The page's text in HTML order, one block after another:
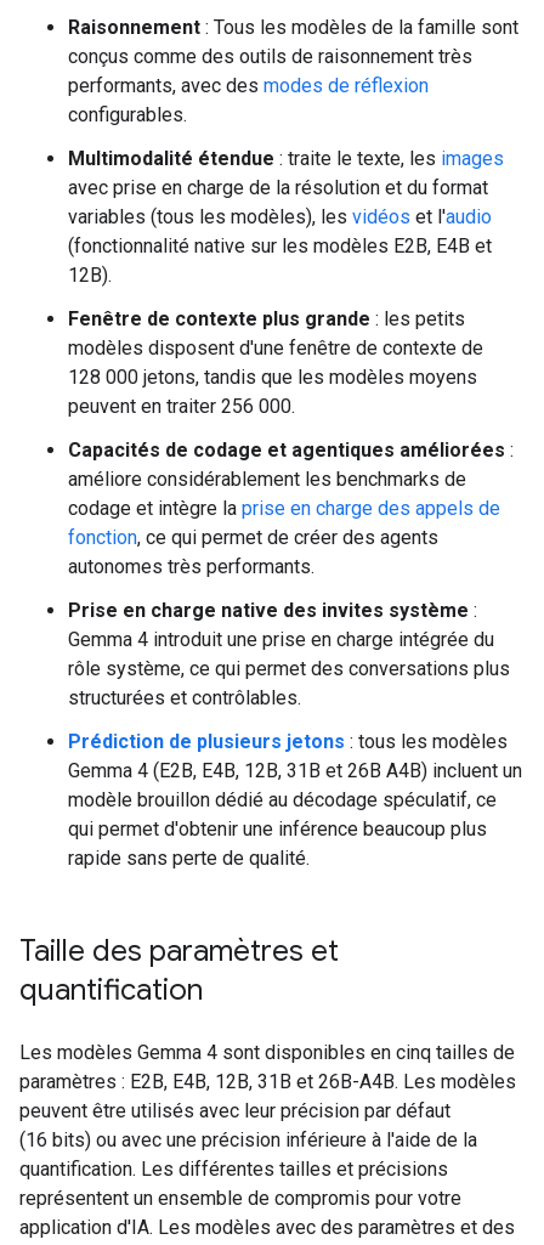
Raisonnement : Tous les modèles de la famille sont
conçus comme des outils de raisonnement très
performants, avec des modes de réflexion
configurables.
Multimodalité étendue : traite le texte, les images
avec prise en charge de la résolution et du format
variables (tous les modèles), les vidéos et l'audio
(fonctionnalité native sur les modèles E2B, E4B et
12B).
Fenêtre de contexte plus grande : les petits
modèles disposent d'une fenêtre de contexte de
128 000 jetons, tandis que les modèles moyens
peuvent en traiter 256 000.
Capacités de codage et agentiques améliorées :
améliore considérablement les benchmarks de
codage et intègre la prise en charge des appels de
fonction, ce qui permet de créer des agents
autonomes très performants.
Prise en charge native des invites système :
Gemma 4 introduit une prise en charge intégrée du
rôle système, ce qui permet des conversations plus
structurées et contrôlables.
Prédiction de plusieurs jetons : tous les modèles
Gemma 4 (E2B, E4B, 12B, 31B et 26B A4B) incluent un
modèle brouillon dédié au décodage spéculatif, ce
qui permet d'obtenir une inférence beaucoup plus
rapide sans perte de qualité.
Taille des paramètres et
quantification
Les modèles Gemma 4 sont disponibles en cinq tailles de
paramètres : E2B, E4B, 12B, 31B et 26B-A4B. Les modèles
peuvent être utilisés avec leur précision par défaut
(16 bits) ou avec une précision inférieure à l'aide de la
quantification. Les différentes tailles et précisions
représentent un ensemble de compromis pour votre
application d'IA. Les modèles avec des paramètres et des